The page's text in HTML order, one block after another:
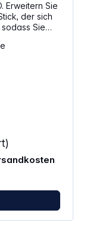
Erweitern Sie
der sich
Sie
ist er nicht
und